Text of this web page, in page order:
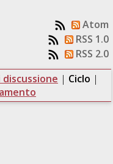
Atom
RSS 1.0
RSS 2.0
discussione | Ciclo |